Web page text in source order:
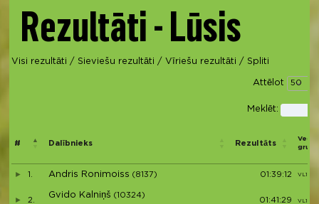
Rezultāti - Lūsis
Visi rezultāti / Sieviešu rezultāti / Vīriešu rezultāti / Spliti
Attēlot
Meklēt:
# Dalībnieks Rezultāts
grupa
1. Andris Ronimoiss (8137) 01:39:12 VL1 (1)
2.
Gvido Kalniņš (10324)
01:41:29 VL1 (2)